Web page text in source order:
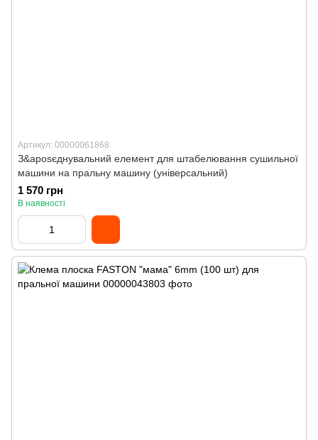
Артикул: 00000061868
З&aposєднувальний елемент для штабелювання сушильної
машини на пральну машину (універсальний)
1 570 грн
В наявності